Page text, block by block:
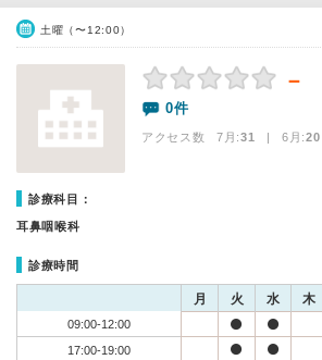
土曜（〜12:00）
－
0件
アクセス数 7月:31 | 6月:20
診療科目：
耳鼻咽喉科
診療時間
月 火 水 木
09:00-12:00
17:00-19:00